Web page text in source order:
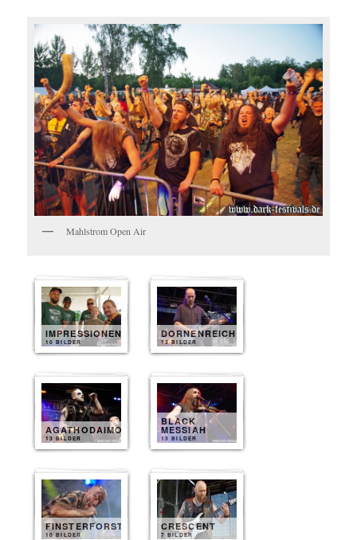
Mahlstrom Open Air
IMPRESSIONEN
10 BILDER
DORNENREICH
13 BILDER
AGATHODAIMON
13 BILDER
BLACK
MESSIAH
13 BILDER
FINSTERFORST
10 BILDER
CRESCENT
7 BILDER